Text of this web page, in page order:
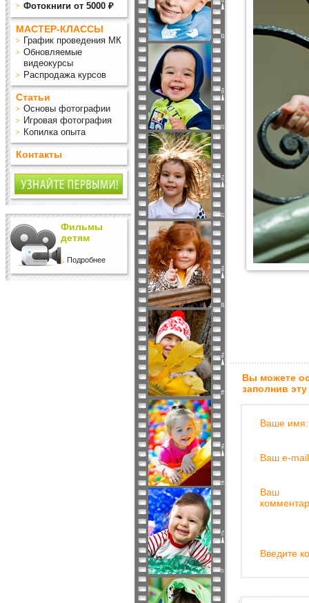
Фотокниги от 5000 ₽
МАСТЕР-КЛАССЫ
График проведения МК
Обновляемые
видеокурсы
Распродажа курсов
Статьи
Основы фотографии
Игровая фотография
Копилка опыта
Контакты
Фильмы
детям
Подробнее
Вы можете
заполнив
Ваше имя:
Ваш e-
Ваш
Введите